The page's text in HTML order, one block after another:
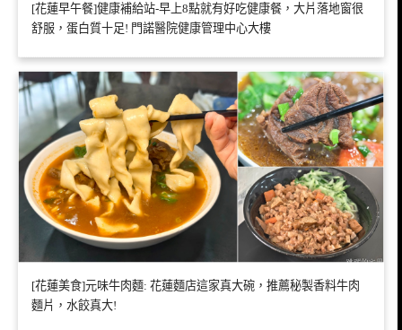
[花蓮早午餐]健康補給站-早上8點就有好吃健康餐，大片落地窗很
舒服，蛋白質十足! 門諾醫院健康管理中心大樓
[花蓮美食]元味牛肉麵: 花蓮麵店這家真大碗，推薦秘製香料牛肉
麵片，水餃真大!